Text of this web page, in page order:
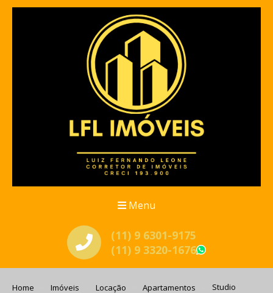
Menu
(11) 9 6301-9175
(11) 9 3320-1676
Home Imóveis Locação Apartamentos Studio